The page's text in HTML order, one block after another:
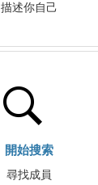
描述你自己
開始搜索
尋找成員